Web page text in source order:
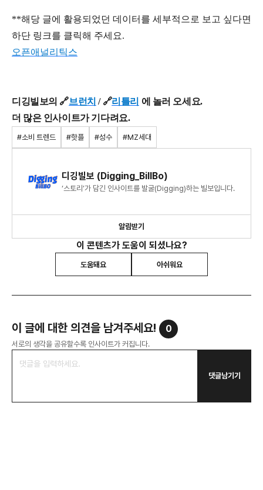
**해당 글에 활용되었던 데이터를 세부적으로 보고 싶다면
하단 링크를 클릭해 주세요.
오픈애널리틱스
디깅빌보의 🔗브런치 / 🔗리틀리 에 놀러 오세요.
더 많은 인사이트가 기다려요.
#소비 트렌드 #핫플 #성수 #MZ세대
디깅빌보 (Digging_BillBo)
‘스토리’가 담긴 인사이트를 발굴(Digging)하는 빌보입니다.
알림받기
이 콘텐츠가 도움이 되셨나요?
도움돼요 아쉬워요
이 글에 대한 의견을 남겨주세요! 0
서로의 생각을 공유할수록 인사이트가 커집니다.
댓글남기기